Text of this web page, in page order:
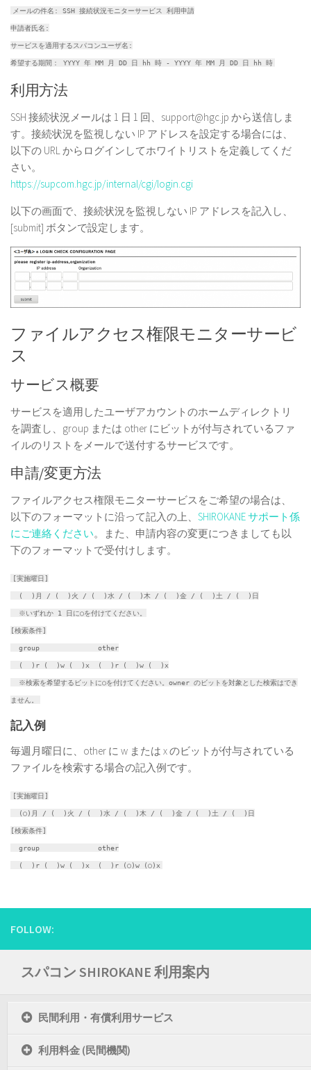
メールの件名: SSH 接続状況モニターサービス 利用申請
申請者氏名:
サービスを適用するスパコンユーザ名:
希望する期間： YYYY 年 MM 月 DD 日 hh 時 - YYYY 年 MM 月 DD 日 hh 時
利用方法
SSH 接続状況メールは 1 日 1 回、support@hgc.jp から送信しま
す。接続状況を監視しない IP アドレスを設定する場合には、
以下の URL からログインしてホワイトリストを定義してくだ
さい。
https://supcom.hgc.jp/internal/cgi/login.cgi
以下の画面で、接続状況を監視しない IP アドレスを記入し、
[submit] ボタンで設定します。
ファイルアクセス権限モニターサービ
ス
サービス概要
サービスを適用したユーザアカウントのホームディレクトリ
を調査し、group または other にビットが付与されているファ
イルのリストをメールで送付するサービスです。
申請/変更方法
ファイルアクセス権限モニターサービスをご希望の場合は、
以下のフォーマットに沿って記入の上、 SHIROKANE サポート係
にご連絡ください。また、申請内容の変更につきましても以
下のフォーマットで受付けします。
[実施曜日]
( )月 / ( )火 / ( )水 / ( )木 / ( )金 / ( )土 / ( )日
※いずれか 1 日に○を付けてください。
[検索条件]
group other
( )r ( )w ( )x ( )r ( )w ( )x
※検索を希望するビットに○を付けてください。owner のビットを対象とした検索はでき
ません。
記入例
毎週月曜日に、other に w または x のビットが付与されている
ファイルを検索する場合の記入例です。
[実施曜日]
(○)月 / ( )火 / ( )水 / ( )木 / ( )金 / ( )土 / ( )日
[検索条件]
group other
( )r ( )w ( )x ( )r (○)w (○)x
FOLLOW:
スパコン SHIROKANE 利用案内
民間利用・有償利用サービス
利用料金 (民間機関)